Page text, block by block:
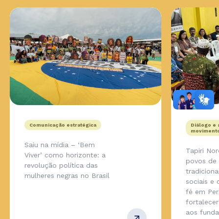
Comunicação estratégica
Saiu na mídia – ‘Bem
Viver’ como horizonte: a
revolução política das
mulheres negras no Brasil
Diálogo e
Tapiri
povos de
sociais e
fé em
aos